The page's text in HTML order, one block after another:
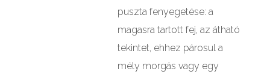
puszta fenyegetése: a
magasra tartott fej, az átható
tekintet, ehhez párosul a
mély morgás vagy egy